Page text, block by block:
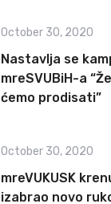
October 30, 2020
Nastavlja se
mreSVUBiH-a
ćemo prodisati”
October 30, 2020
mreVUKUSK
izabrao novo